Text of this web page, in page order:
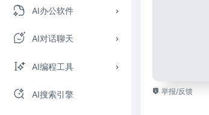
AI办公软件
AI对话聊天
AI编程工具
AI搜索引擎 举报/反馈